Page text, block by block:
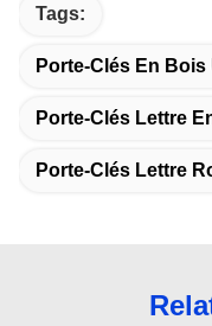
Tags:
Porte-Clés En
Porte-Clés Lettre
Porte-Clés Lettre